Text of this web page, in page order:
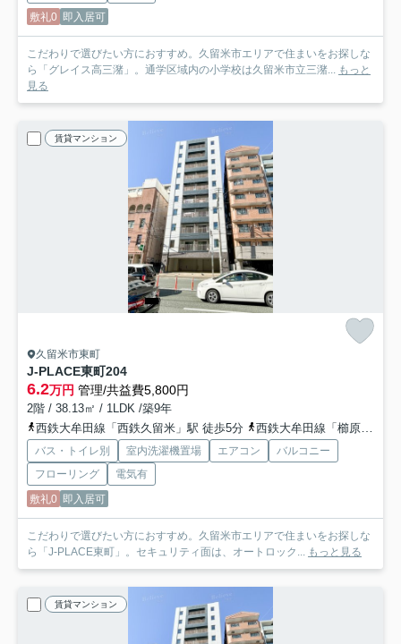
敷礼0 即入居可
こだわりで選びたい方におすすめ。久留米市エリアで住まいをお探しな
ら「グレイス高三潴」。通学区域内の小学校は久留米市立三潴... もっと
見る
賃貸マンション
久留米市東町
J-PLACE東町204
6.2万円 管理/共益費5,800円
2階 / 38.13㎡ / 1LDK /築9年
西鉄大牟田線「西鉄久留米」駅 徒歩5分
西鉄大牟田線「櫛原」駅 徒歩9分
バス・トイレ別 室内洗濯機置場 エアコン
バルコニー
フローリング
電気有
敷礼0 即入居可
こだわりで選びたい方におすすめ。久留米市エリアで住まいをお探しな
ら「J-PLACE東町」。セキュリティ面は、オートロック... もっと見る
賃貸マンション